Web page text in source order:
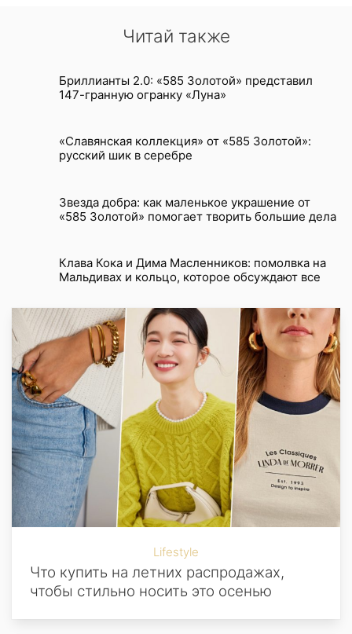
Читай также
Бриллианты 2.0: «585 Золотой» представил
147-гранную огранку «Луна»
«Славянская коллекция» от «585 Золотой»:
русский шик в серебре
Звезда добра: как маленькое украшение от
«585 Золотой» помогает творить большие дела
Клава Кока и Дима Масленников: помолвка на
Мальдивах и кольцо, которое обсуждают все
Lifestyle
Что купить на летних распродажах,
чтобы стильно носить это осенью